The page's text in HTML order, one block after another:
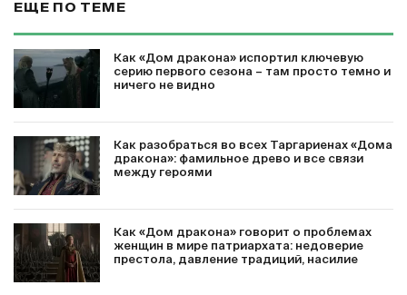
ЕЩЕ ПО ТЕМЕ
Как «Дом дракона» испортил ключевую
серию первого сезона – там просто темно и
ничего не видно
Как разобраться во всех Таргариенах «Дома
дракона»: фамильное древо и все связи
между героями
Как «Дом дракона» говорит о проблемах
женщин в мире патриархата: недоверие
престола, давление традиций, насилие